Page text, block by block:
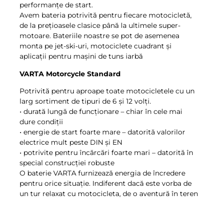
performanțe de start.
Avem bateria potrivită pentru fiecare motocicletă,
de la prețioasele clasice până la ultimele super-
motoare. Bateriile noastre se pot de asemenea
monta pe jet-ski-uri, motociclete cuadrant și
aplicații pentru mașini de tuns iarbă
VARTA Motorcycle Standard
Potrivită pentru aproape toate motocicletele cu un
larg sortiment de tipuri de 6 și 12 volți.
• durată lungă de funcționare – chiar în cele mai
dure condiții
• energie de start foarte mare – datorită valorilor
electrice mult peste DIN și EN
• potrivite pentru încărcări foarte mari – datorită în
special construcției robuste
O baterie VARTA furnizează energia de încredere
pentru orice situaţie. Indiferent dacă este vorba de
un tur relaxat cu motocicleta, de o aventură în teren